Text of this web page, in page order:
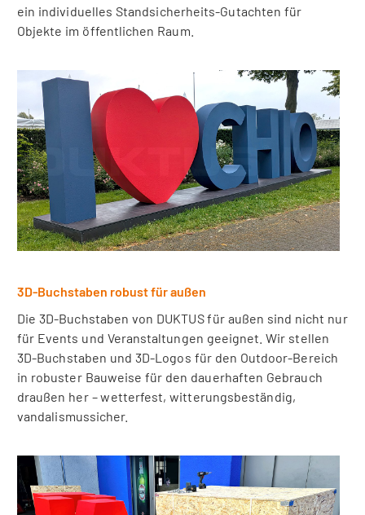
ein individuelles Standsicherheits-Gutachten für
Objekte im öffentlichen Raum.
3D-Buchstaben robust für außen
Die 3D-Buchstaben von DUKTUS für außen sind nicht nur
für Events und Veranstaltungen geeignet. Wir stellen
3D-Buchstaben und 3D-Logos für den Outdoor-Bereich
in robuster Bauweise für den dauerhaften Gebrauch
draußen her – wetterfest, witterungsbeständig,
vandalismussicher.